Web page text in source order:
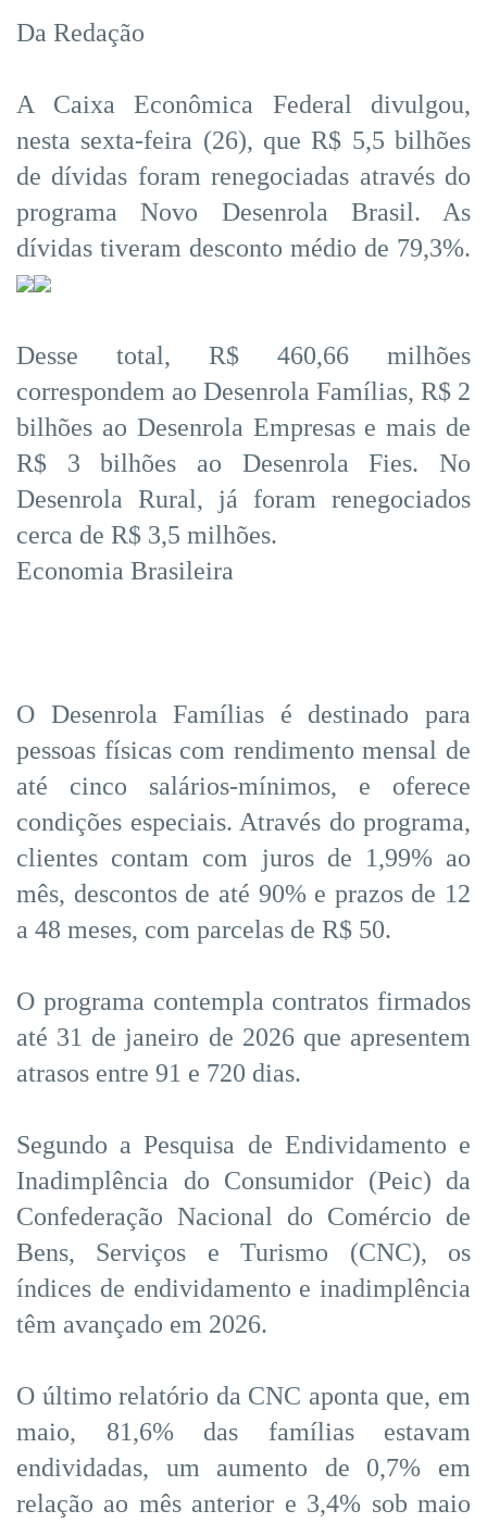
Da Redação
A Caixa Econômica Federal divulgou,
nesta sexta-feira (26), que R$ 5,5 bilhões
de dívidas foram renegociadas através do
programa Novo Desenrola Brasil. As
dívidas tiveram desconto médio de 79,3%.
Desse total, R$ 460,66 milhões
correspondem ao Desenrola Famílias, R$ 2
bilhões ao Desenrola Empresas e mais de
R$ 3 bilhões ao Desenrola Fies. No
Desenrola Rural, já foram renegociados
cerca de R$ 3,5 milhões.
Economia Brasileira
O Desenrola Famílias é destinado para
pessoas físicas com rendimento mensal de
até cinco salários-mínimos, e oferece
condições especiais. Através do programa,
clientes contam com juros de 1,99% ao
mês, descontos de até 90% e prazos de 12
a 48 meses, com parcelas de R$ 50.
O programa contempla contratos firmados
até 31 de janeiro de 2026 que apresentem
atrasos entre 91 e 720 dias.
Segundo a Pesquisa de Endividamento e
Inadimplência do Consumidor (Peic) da
Confederação Nacional do Comércio de
Bens, Serviços e Turismo (CNC), os
índices de endividamento e inadimplência
têm avançado em 2026.
O último relatório da CNC aponta que, em
maio, 81,6% das famílias estavam
endividadas, um aumento de 0,7% em
relação ao mês anterior e 3,4% sob maio